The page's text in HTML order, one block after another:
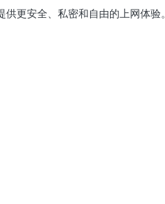
更安全、私密和自由的上网体验。